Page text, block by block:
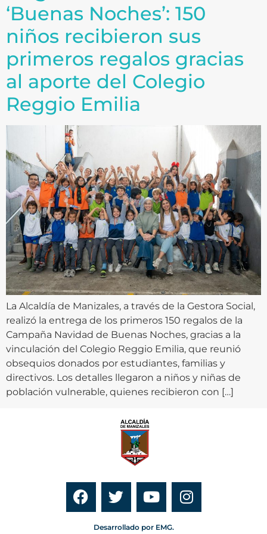
‘Buenas Noches’: 150
niños recibieron sus
primeros regalos gracias
al aporte del Colegio
Reggio Emilia
La Alcaldía de Manizales, a través de la Gestora Social,
realizó la entrega de los primeros 150 regalos de la
Campaña Navidad de Buenas Noches, gracias a la
vinculación del Colegio Reggio Emilia, que reunió
obsequios donados por estudiantes, familias y
directivos. Los detalles llegaron a niños y niñas de
población vulnerable, quienes recibieron con […]
Desarrollado por EMG.